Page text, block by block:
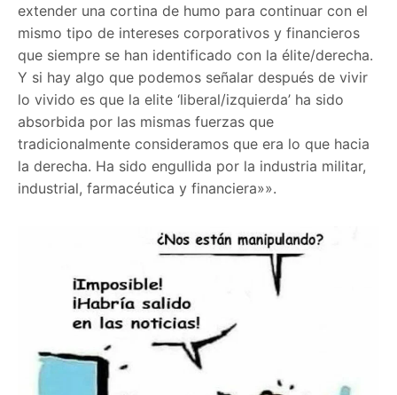
extender una cortina de humo para continuar con el
mismo tipo de intereses corporativos y financieros
que siempre se han identificado con la élite/derecha.
Y si hay algo que podemos señalar después de vivir
lo vivido es que la elite ‘liberal/izquierda’ ha sido
absorbida por las mismas fuerzas que
tradicionalmente consideramos que era lo que hacia
la derecha. Ha sido engullida por la industria militar,
industrial, farmacéutica y financiera»».